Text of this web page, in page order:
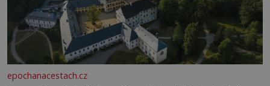
epochanacestach.cz